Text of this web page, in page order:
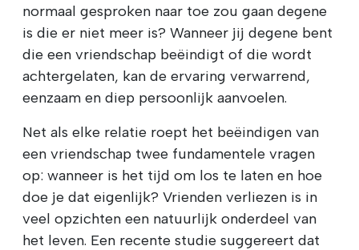
normaal gesproken naar toe zou gaan degene
is die er niet meer is? Wanneer jij degene bent
die een vriendschap beëindigt of die wordt
achtergelaten, kan de ervaring verwarrend,
eenzaam en diep persoonlijk aanvoelen.
Net als elke relatie roept het beëindigen van
een vriendschap twee fundamentele vragen
op: wanneer is het tijd om los te laten en hoe
doe je dat eigenlijk? Vrienden verliezen is in
veel opzichten een natuurlijk onderdeel van
het leven. Een recente studie suggereert dat